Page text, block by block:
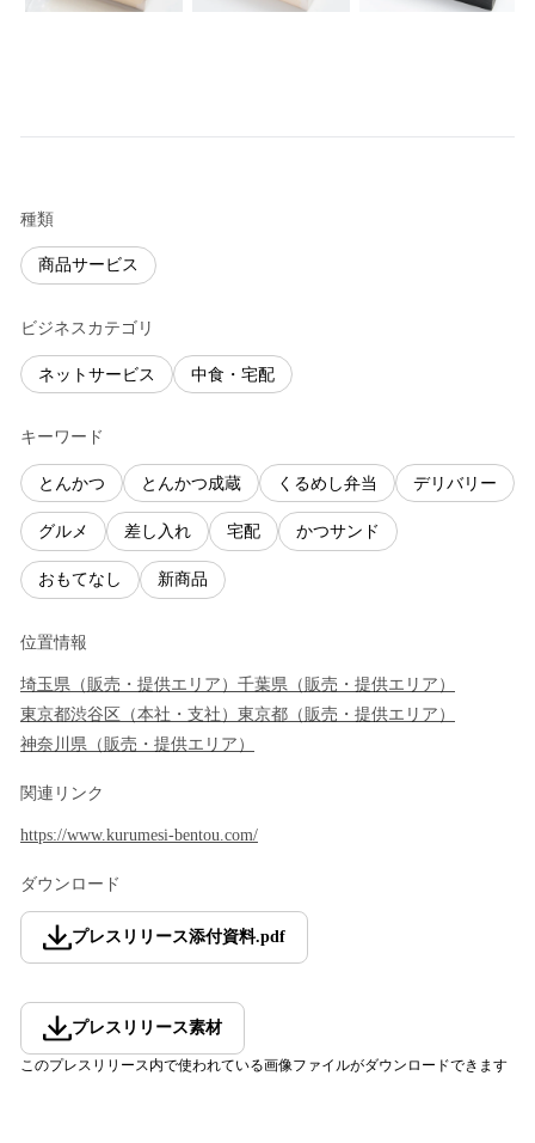
種類
商品サービス
ビジネスカテゴリ
ネットサービス 中食・宅配
キーワード
とんかつ とんかつ成蔵 くるめし弁当 デリバリー
グルメ 差し入れ 宅配 かつサンド
おもてなし 新商品
位置情報
埼玉県 （ 販売・提供エリア ） 千葉県 （ 販売・提供エリア ）
東京都渋谷区 （本社・支社 ） 東京都 （ 販売・提供エリア ）
神奈川県 （ 販売・提供エリア ）
関連リンク
https://www.kurumesi-bentou.com/
ダウンロード
プレスリリース添付資料.pdf
プレスリリース素材
このプレスリリース内で使われている画像ファイルがダウンロードできます